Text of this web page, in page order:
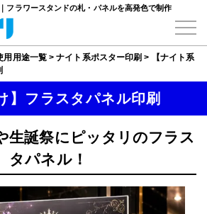
フラワースタンドの札・パネルを高発色で制作
用用途一覧>ナイト系ポスター印刷 >
【ナイト系
】フラスタパネル印刷
生誕祭にピッタリのフラス
タパネル！